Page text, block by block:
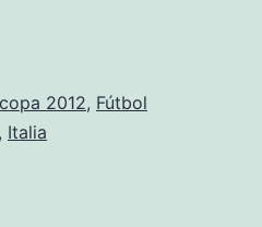
2012, Fútbol
, Italia